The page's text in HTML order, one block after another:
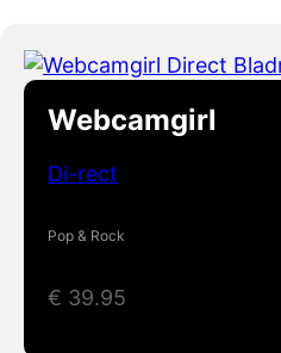
Webcamgirl
Di-rect
Pop & Rock
€ 39.95